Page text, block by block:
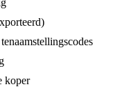
koper